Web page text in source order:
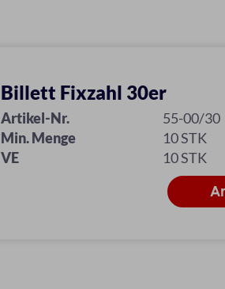
Billett Fixzahl 30er
Artikel-Nr.
55-00/30
Min. Menge
10 STK
VE
10 STK